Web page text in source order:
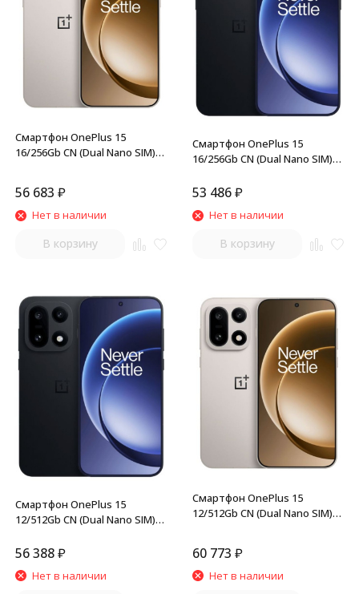
Смартфон OnePlus 15
16/256Gb CN (Dual Nano SIM)
56 683 ₽
Нет в наличии
В корзину
Смартфон OnePlus 15
16/256Gb CN (Dual Nano SIM)
53 486₽
Нет в наличии
В корзину
Смартфон OnePlus 15
12/512Gb CN (Dual Nano SIM)
56 388₽
Нет в наличии
Смартфон OnePlus 15
12/512Gb CN (Dual Nano SIM)
60 773 ₽
Нет в наличии